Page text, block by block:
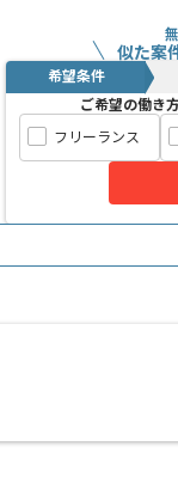
似た案
希望条件
ご希望の働き
フリーランス